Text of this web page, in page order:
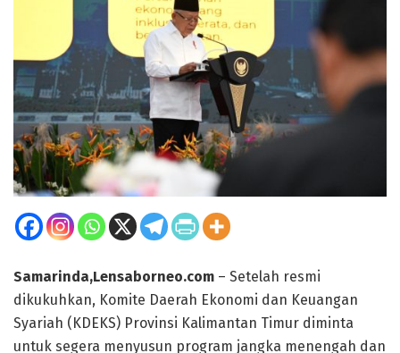
Samarinda,Lensaborneo.com – Setelah resmi
dikukuhkan, Komite Daerah Ekonomi dan Keuangan
Syariah (KDEKS) Provinsi Kalimantan Timur diminta
untuk segera menyusun program jangka menengah dan